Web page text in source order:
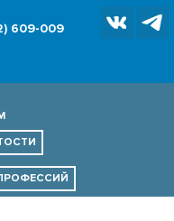
609-009